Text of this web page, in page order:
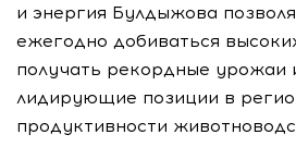
и энергия Булдыжова
ежегодно добиваться
получать рекордные урожаи
лидирующие позиции в
продуктивности